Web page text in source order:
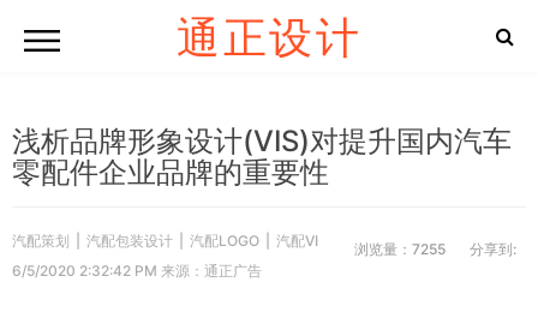
通正设计
浅析品牌形象设计(VIS)对提升国内汽车
零配件企业品牌的重要性
汽配策划 汽配包装设计 汽配LOGO
汽配VI
6/5/2020 2:32:42 PM 来源：通正广告
浏览量：7255 分享到: